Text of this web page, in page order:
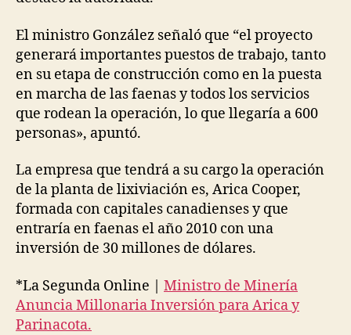
El ministro González señaló que “el proyecto
generará importantes puestos de trabajo, tanto
en su etapa de construcción como en la puesta
en marcha de las faenas y todos los servicios
que rodean la operación, lo que llegaría a 600
personas», apuntó.
La empresa que tendrá a su cargo la operación
de la planta de lixiviación es, Arica Cooper,
formada con capitales canadienses y que
entraría en faenas el año 2010 con una
inversión de 30 millones de dólares.
*La Segunda Online | Ministro de Minería
Anuncia Millonaria Inversión para Arica y
Parinacota.